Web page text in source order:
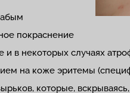
покраснение
в некоторых случаях
на коже эритемы
которые,